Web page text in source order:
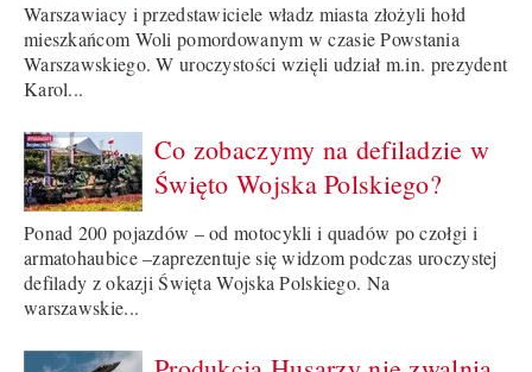
Warszawiacy i przedstawiciele władz miasta złożyli hołd
mieszkańcom Woli pomordowanym w czasie Powstania
Warszawskiego. W uroczystości wzięli udział m.in. prezydent
Karol...
Co zobaczymy na defiladzie w
Święto Wojska Polskiego?
Ponad 200 pojazdów – od motocykli i quadów po czołgi i
armatohaubice –zaprezentuje się widzom podczas uroczystej
defilady z okazji Święta Wojska Polskiego. Na
warszawskie...